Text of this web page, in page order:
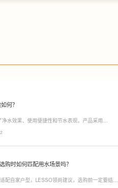
何？
水效果、使用便捷性和节水表现。产品采用
于延长滤芯使用寿命。
购时如何匹配用水场景吗？
配自家户型，LESSO领尚建议，选购前一定要结合